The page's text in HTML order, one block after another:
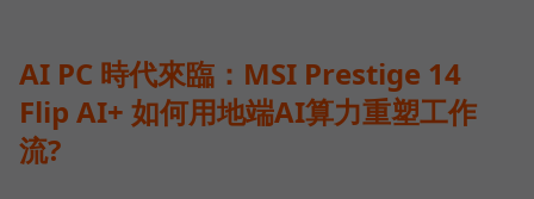
AI PC 時代來臨：MSI Prestige 14
Flip AI+ 如何用地端AI算力重塑工作
流?